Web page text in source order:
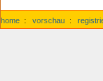
home : vorschau :